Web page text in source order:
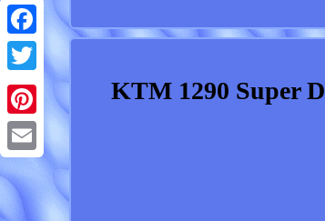
Facebook
Twitter
Pinterest
Email
KTM 1290 Super